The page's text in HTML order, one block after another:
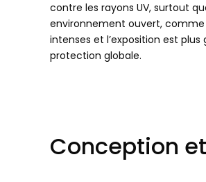
contre les rayons UV, surtout
environnement ouvert,
intenses et l’exposition est
protection globale.
Conception